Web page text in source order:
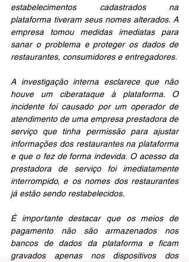
estabelecimentos cadastrados na
plataforma tiveram seus nomes alterados. A
empresa tomou medidas imediatas para
sanar o problema e proteger os dados de
restaurantes, consumidores e entregadores.
A investigação interna esclarece que não
houve um ciberataque à plataforma. O
incidente foi causado por um operador de
atendimento de uma empresa prestadora de
serviço que tinha permissão para ajustar
informações dos restaurantes na plataforma
e que o fez de forma indevida. O acesso da
prestadora de serviço foi imediatamente
interrompido, e os nomes dos restaurantes
já estão sendo restabelecidos.
É importante destacar que os meios de
pagamento não são armazenados nos
bancos de dados da plataforma e ficam
gravados apenas nos dispositivos dos